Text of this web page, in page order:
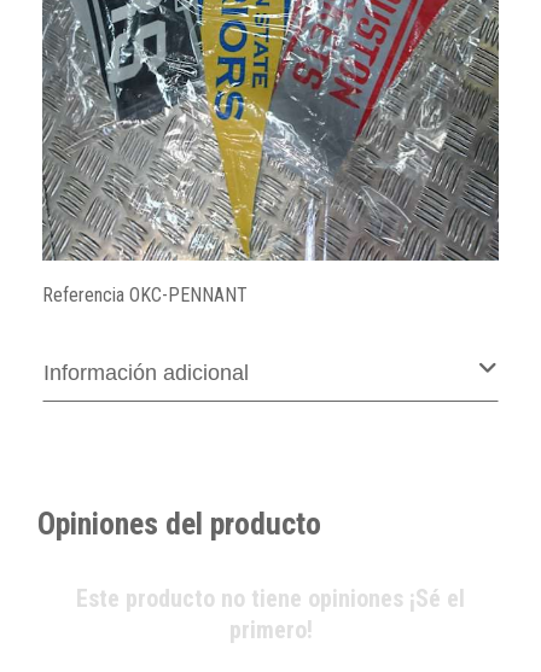
Referencia OKC-PENNANT
Información adicional
Opiniones del producto
Este producto no tiene opiniones ¡Sé el
primero!